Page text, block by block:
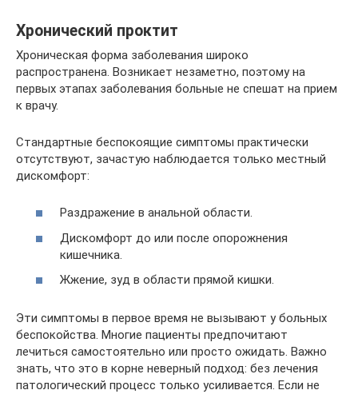
Хронический проктит
Хроническая форма заболевания широко
распространена. Возникает незаметно, поэтому на
первых этапах заболевания больные не спешат на прием
к врачу.
Стандартные беспокоящие симптомы практически
отсутствуют, зачастую наблюдается только местный
дискомфорт:
Раздражение в анальной области.
Дискомфорт до или после опорожнения
кишечника.
Жжение, зуд в области прямой кишки.
Эти симптомы в первое время не вызывают у больных
беспокойства. Многие пациенты предпочитают
лечиться самостоятельно или просто ожидать. Важно
знать, что это в корне неверный подход: без лечения
патологический процесс только усиливается. Если не